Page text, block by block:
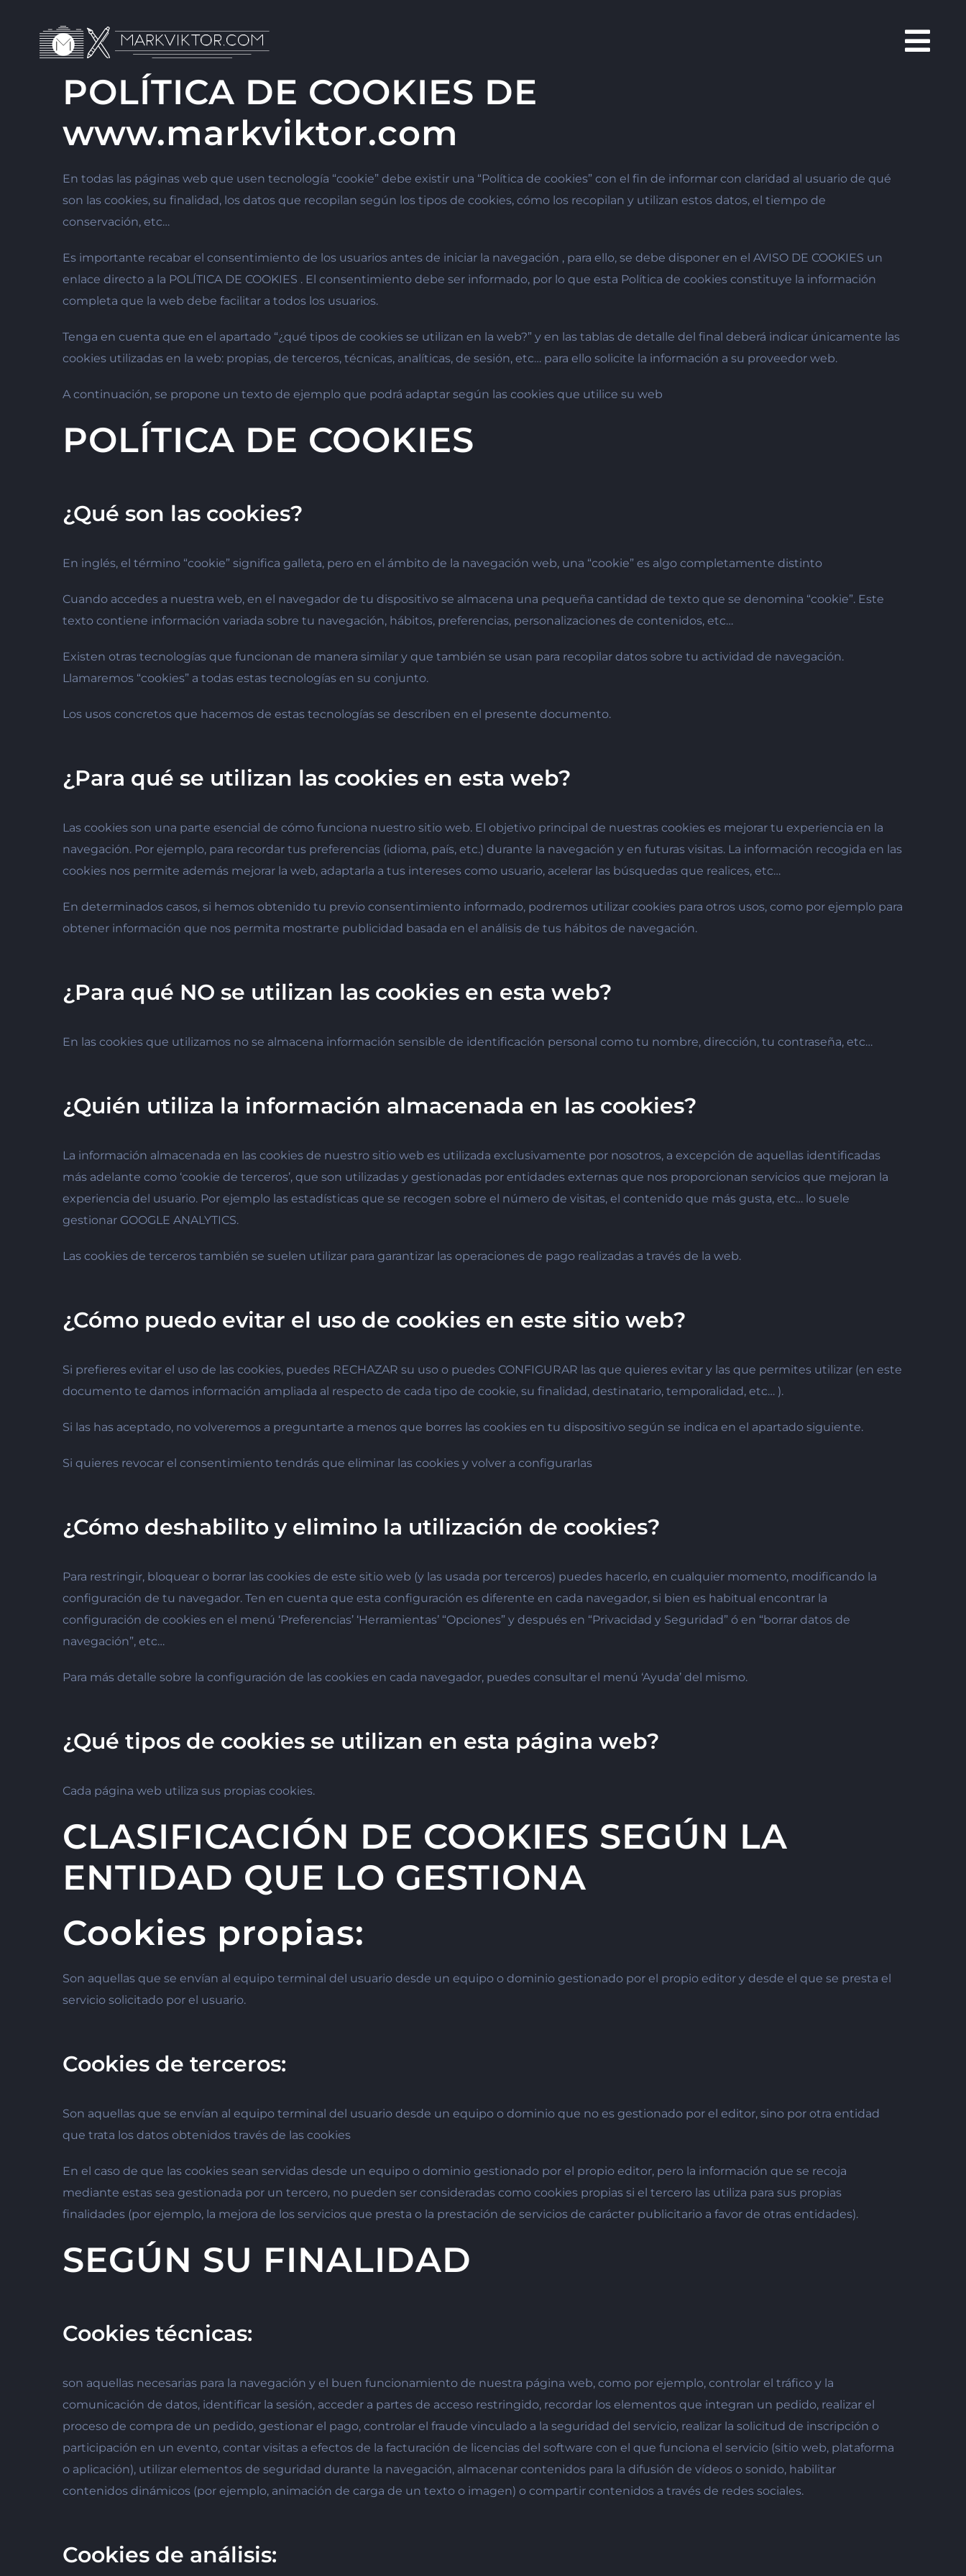
content
POLÍTICA DE COOKIES DE
www.markviktor.com
En todas las páginas web que usen tecnología “cookie” debe existir una “Política de cookies” con el fin de informar con claridad al usuario de qué
son las cookies, su finalidad, los datos que recopilan según los tipos de cookies, cómo los recopilan y utilizan estos datos, el tiempo de
conservación, etc…
Es importante recabar el consentimiento de los usuarios antes de iniciar la navegación , para ello, se debe disponer en el AVISO DE COOKIES un
enlace directo a la POLÍTICA DE COOKIES . El consentimiento debe ser informado, por lo que esta Política de cookies constituye la información
completa que la web debe facilitar a todos los usuarios.
Tenga en cuenta que en el apartado “¿qué tipos de cookies se utilizan en la web?” y en las tablas de detalle del final deberá indicar únicamente las
cookies utilizadas en la web: propias, de terceros, técnicas, analíticas, de sesión, etc… para ello solicite la información a su proveedor web.
A continuación, se propone un texto de ejemplo que podrá adaptar según las cookies que utilice su web
POLÍTICA DE COOKIES
¿Qué son las cookies?
En inglés, el término “cookie” significa galleta, pero en el ámbito de la navegación web, una “cookie” es algo completamente distinto
Cuando accedes a nuestra web, en el navegador de tu dispositivo se almacena una pequeña cantidad de texto que se denomina “cookie”. Este
texto contiene información variada sobre tu navegación, hábitos, preferencias, personalizaciones de contenidos, etc…
Existen otras tecnologías que funcionan de manera similar y que también se usan para recopilar datos sobre tu actividad de navegación.
Llamaremos “cookies” a todas estas tecnologías en su conjunto.
Los usos concretos que hacemos de estas tecnologías se describen en el presente documento.
¿Para qué se utilizan las cookies en esta web?
Las cookies son una parte esencial de cómo funciona nuestro sitio web. El objetivo principal de nuestras cookies es mejorar tu experiencia en la
navegación. Por ejemplo, para recordar tus preferencias (idioma, país, etc.) durante la navegación y en futuras visitas. La información recogida en las
cookies nos permite además mejorar la web, adaptarla a tus intereses como usuario, acelerar las búsquedas que realices, etc…
En determinados casos, si hemos obtenido tu previo consentimiento informado, podremos utilizar cookies para otros usos, como por ejemplo para
obtener información que nos permita mostrarte publicidad basada en el análisis de tus hábitos de navegación.
¿Para qué NO se utilizan las cookies en esta web?
En las cookies que utilizamos no se almacena información sensible de identificación personal como tu nombre, dirección, tu contraseña, etc…
¿Quién utiliza la información almacenada en las cookies?
La información almacenada en las cookies de nuestro sitio web es utilizada exclusivamente por nosotros, a excepción de aquellas identificadas
más adelante como ‘cookie de terceros’, que son utilizadas y gestionadas por entidades externas que nos proporcionan servicios que mejoran la
experiencia del usuario. Por ejemplo las estadísticas que se recogen sobre el número de visitas, el contenido que más gusta, etc… lo suele
gestionar GOOGLE ANALYTICS.
Las cookies de terceros también se suelen utilizar para garantizar las operaciones de pago realizadas a través de la web.
¿Cómo puedo evitar el uso de cookies en este sitio web?
Si prefieres evitar el uso de las cookies, puedes RECHAZAR su uso o puedes CONFIGURAR las que quieres evitar y las que permites utilizar (en este
documento te damos información ampliada al respecto de cada tipo de cookie, su finalidad, destinatario, temporalidad, etc… ).
Si las has aceptado, no volveremos a preguntarte a menos que borres las cookies en tu dispositivo según se indica en el apartado siguiente.
Si quieres revocar el consentimiento tendrás que eliminar las cookies y volver a configurarlas
¿Cómo deshabilito y elimino la utilización de cookies?
Para restringir, bloquear o borrar las cookies de este sitio web (y las usada por terceros) puedes hacerlo, en cualquier momento, modificando la
configuración de tu navegador. Ten en cuenta que esta configuración es diferente en cada navegador, si bien es habitual encontrar la
configuración de cookies en el menú ‘Preferencias’ ‘Herramientas’ “Opciones” y después en “Privacidad y Seguridad” ó en “borrar datos de
navegación”, etc…
Para más detalle sobre la configuración de las cookies en cada navegador, puedes consultar el menú ‘Ayuda’ del mismo.
¿Qué tipos de cookies se utilizan en esta página web?
Cada página web utiliza sus propias cookies.
CLASIFICACIÓN DE COOKIES SEGÚN LA
ENTIDAD QUE LO GESTIONA
Cookies propias:
Son aquellas que se envían al equipo terminal del usuario desde un equipo o dominio gestionado por el propio editor y desde el que se presta el
servicio solicitado por el usuario.
Cookies de terceros:
Son aquellas que se envían al equipo terminal del usuario desde un equipo o dominio que no es gestionado por el editor, sino por otra entidad
que trata los datos obtenidos través de las cookies
En el caso de que las cookies sean servidas desde un equipo o dominio gestionado por el propio editor, pero la información que se recoja
mediante estas sea gestionada por un tercero, no pueden ser consideradas como cookies propias si el tercero las utiliza para sus propias
finalidades (por ejemplo, la mejora de los servicios que presta o la prestación de servicios de carácter publicitario a favor de otras entidades).
SEGÚN SU FINALIDAD
Cookies técnicas:
son aquellas necesarias para la navegación y el buen funcionamiento de nuestra página web, como por ejemplo, controlar el tráfico y la
comunicación de datos, identificar la sesión, acceder a partes de acceso restringido, recordar los elementos que integran un pedido, realizar el
proceso de compra de un pedido, gestionar el pago, controlar el fraude vinculado a la seguridad del servicio, realizar la solicitud de inscripción o
participación en un evento, contar visitas a efectos de la facturación de licencias del software con el que funciona el servicio (sitio web, plataforma
o aplicación), utilizar elementos de seguridad durante la navegación, almacenar contenidos para la difusión de vídeos o sonido, habilitar
contenidos dinámicos (por ejemplo, animación de carga de un texto o imagen) o compartir contenidos a través de redes sociales.
Cookies de análisis: